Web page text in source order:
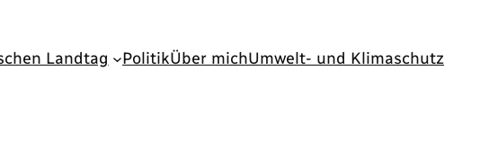
Landtag PolitikÜber michUmwelt- und Klimaschutz